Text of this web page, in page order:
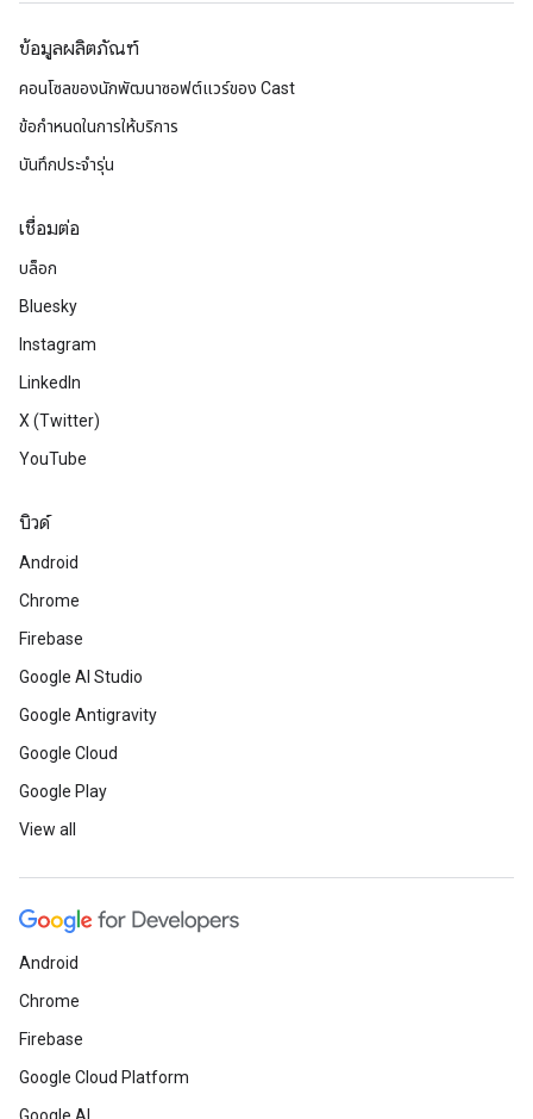
ข้อมูลผลิตภัณฑ์
คอนโซลของนักพัฒนาซอฟต์แวร์ของ Cast
ข้อกำหนดในการให้บริการ
บันทึกประจำรุ่น
เชื่อมต่อ
บล็อก
Bluesky
Instagram
LinkedIn
X (Twitter)
YouTube
บิวด์
Android
Chrome
Firebase
Google AI Studio
Google Antigravity
Google Cloud
Google Play
View all
Android
Chrome
Firebase
Google Cloud Platform